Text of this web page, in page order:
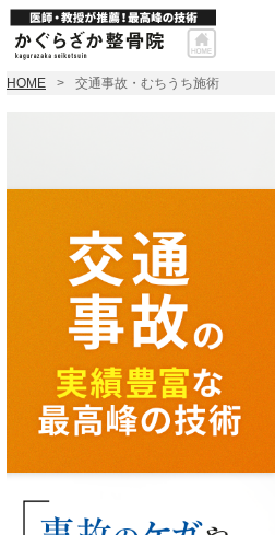
HOME 交通事故・むちうち施術